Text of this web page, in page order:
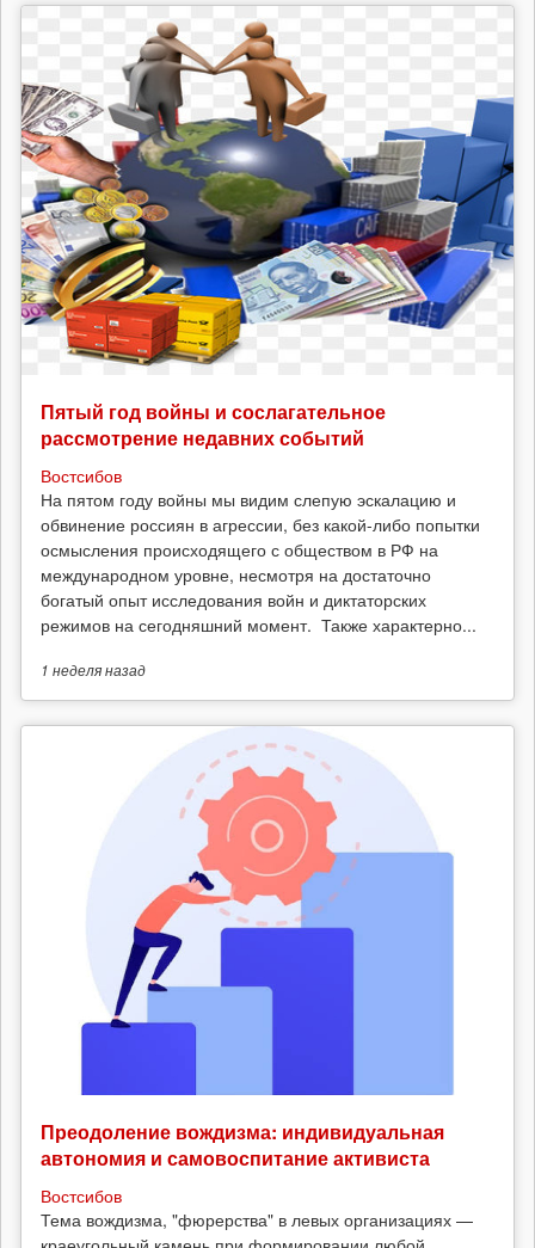
Пятый год войны и сослагательное
рассмотрение недавних событий
Востсибов
На пятом году войны мы видим слепую эскалацию и
обвинение россиян в агрессии, без какой-либо попытки
осмысления происходящего с обществом в РФ на
международном уровне, несмотря на достаточно
богатый опыт исследования войн и диктаторских
режимов на сегодняшний момент. Также характерно...
1 неделяназад
Преодоление вождизма: индивидуальная
автономия и самовоспитание активиста
Востсибов
Тема вождизма, "фюрерства" в левых организациях —